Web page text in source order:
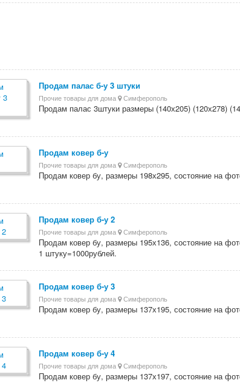
Продам палас б-у 3 штуки
Прочие товары для дома Симферополь
Продам палас 3штуки размеры (140х205) (120х278)
Продам ковер б-у
Прочие товары для дома Симферополь
Продам ковер бу, размеры 198х295, состояние на
Продам ковер б-у 2
Прочие товары для дома Симферополь
Продам ковер бу, размеры 195х136, состояние на
1 штуку=1000рублей.
Продам ковер б-у 3
Прочие товары для дома Симферополь
Продам ковер бу, размеры 137х195, состояние на
Продам ковер б-у 4
Прочие товары для дома Симферополь
Продам ковер бу, размеры 137х197, состояние на